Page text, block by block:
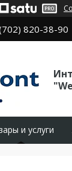
820-38-90
и услуги